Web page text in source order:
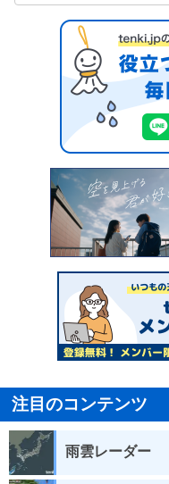
注目のコンテンツ
雨雲レーダー